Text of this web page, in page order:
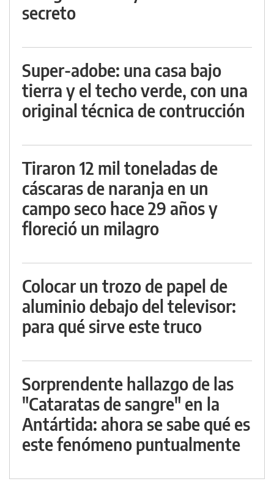
secreto
Super-adobe: una casa bajo
tierra y el techo verde, con una
original técnica de contrucción
Tiraron 12 mil toneladas de
cáscaras de naranja en un
campo seco hace 29 años y
floreció un milagro
Colocar un trozo de papel de
aluminio debajo del televisor:
para qué sirve este truco
Sorprendente hallazgo de las
"Cataratas de sangre" en la
Antártida: ahora se sabe qué es
este fenómeno puntualmente